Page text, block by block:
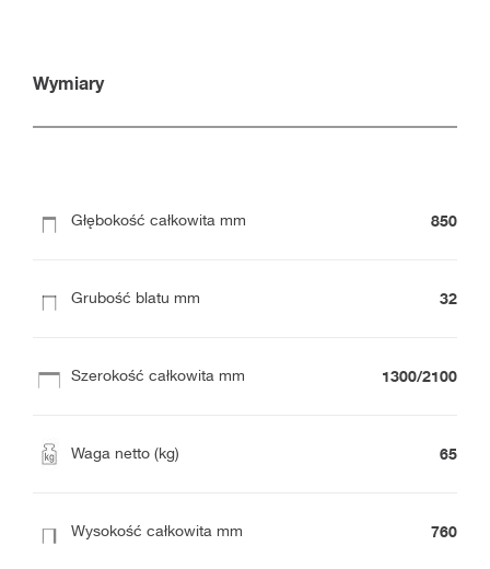
Wymiary
Głębokość całkowita mm 850
Grubość blatu mm 32
Szerokość całkowita mm 1300/2100
Waga netto (kg) 65
Wysokość całkowita mm 760